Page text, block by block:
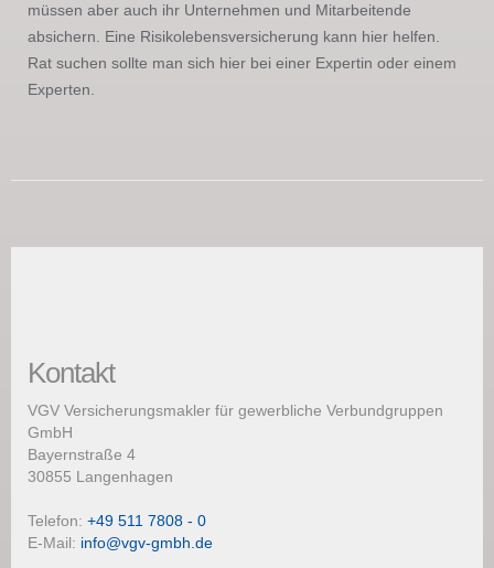
müssen aber auch ihr Unternehmen und Mitarbeitende
absichern. Eine Risikolebensversicherung kann hier helfen.
Rat suchen sollte man sich hier bei einer Expertin oder einem
Experten.
Kontakt
VGV Versicherungsmakler für gewerbliche Verbundgruppen
GmbH
Bayernstraße 4
30855 Langenhagen
Telefon: +49 511 7808 - 0
E-Mail: info@vgv-gmbh.de